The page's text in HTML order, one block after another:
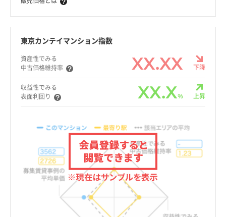
東京カンテイマンション指数
資産性でみる
中古価格維持率
XX.XX 下降
収益性でみる
表面利回り
XX.X% 上昇